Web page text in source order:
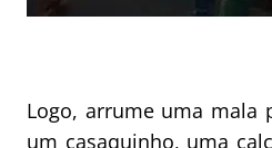
Logo, arrume uma mala
um casaquinho, uma